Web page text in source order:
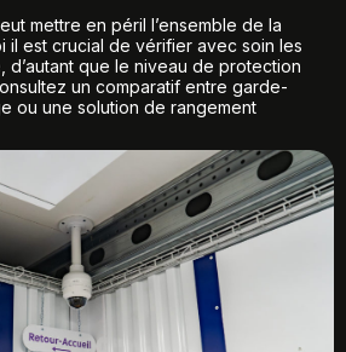
mettre en péril l’ensemble de la
il est crucial de vérifier avec soin les
d’autant que le niveau de protection
un comparatif entre garde-
ou une solution de rangement